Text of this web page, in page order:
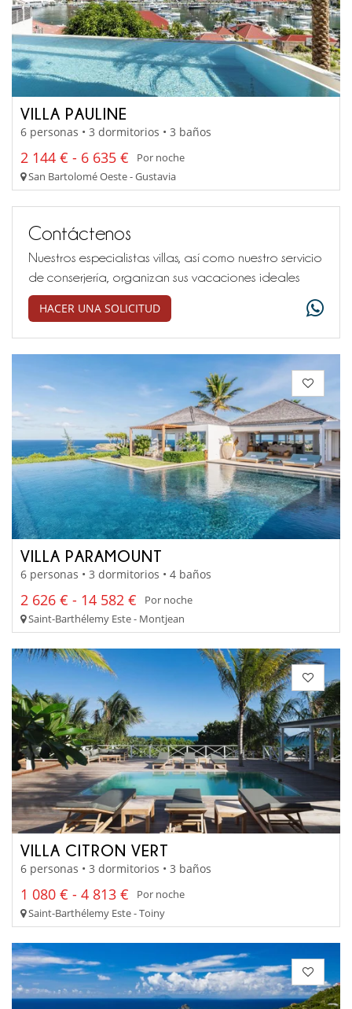
VILLA PAULINE
6 personas • 3 dormitorios • 3 baños
2 144 € - 6 635 €
Por noche
San Bartolomé Oeste - Gustavia
Contáctenos
Nuestros especialistas villas, así como nuestro servicio
de conserjería, organizan sus vacaciones ideales
HACER UNA SOLICITUD
VILLA PARAMOUNT
6 personas • 3 dormitorios • 4 baños
2 626 € - 14 582 €
Por noche
Saint-Barthélemy Este - Montjean
VILLA CITRON VERT
6 personas • 3 dormitorios • 3 baños
1 080 € - 4 813 €
Por noche
Saint-Barthélemy Este - Toiny